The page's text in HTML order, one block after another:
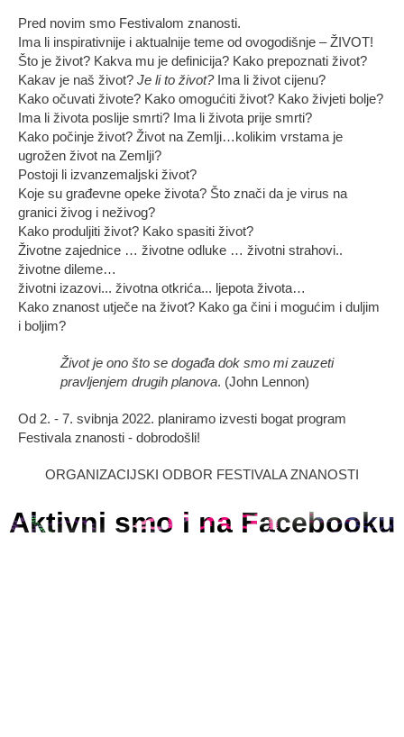
Pred novim smo Festivalom znanosti.
Ima li inspirativnije i aktualnije teme od ovogodišnje – ŽIVOT!
Što je život? Kakva mu je definicija? Kako prepoznati život?
Kakav je naš život?Je li to život?Ima li život cijenu?
Kako očuvati živote? Kako omogućiti život? Kako živjeti bolje?
Ima li života poslije smrti? Ima li života prije smrti?
Kako počinje život? Život na Zemlji…kolikim vrstama je
ugrožen život na Zemlji?
Postoji li izvanzemaljski život?
Koje su građevne opeke života? Što znači da je virus na
granici živog i neživog?
Kako produljiti život? Kako spasiti život?
Životne zajednice … životne odluke … životni strahovi..
životne dileme…
životni izazovi... životna otkrića... ljepota života…
Kako znanost utječe na život? Kako ga čini i mogućim i duljim
i boljim?
Život je ono što se događa dok smo mi zauzeti
pravljenjem drugih planova. (John Lennon)
Od 2. - 7. svibnja 2022. planiramo izvesti bogat program
Festivala znanosti - dobrodošli!
ORGANIZACIJSKI ODBOR FESTIVALA ZNANOSTI
Aktivni smo i na Facebooku